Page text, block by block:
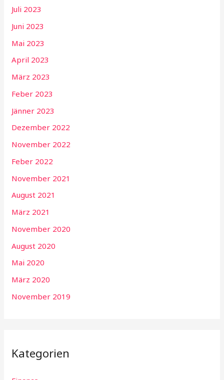
Juli 2023
Juni 2023
Mai 2023
April 2023
März 2023
Feber 2023
Jänner 2023
Dezember 2022
November 2022
Feber 2022
November 2021
August 2021
März 2021
November 2020
August 2020
Mai 2020
März 2020
November 2019
Kategorien